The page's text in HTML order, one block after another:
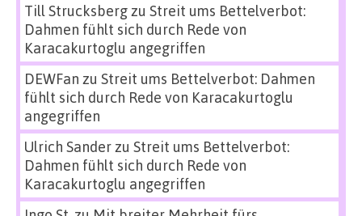
Till Strucksbergzu Streit ums Bettelverbot:
Dahmen fühlt sich durch Rede von
Karacakurtoglu angegriffen
DEWFan zu Streit ums Bettelverbot: Dahmen
fühlt sich durch Rede von Karacakurtoglu
angegriffen
Ulrich Sanderzu Streit ums Bettelverbot:
Dahmen fühlt sich durch Rede von
Karacakurtoglu angegriffen